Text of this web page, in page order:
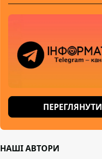
ПЕРЕГЛЯНУТИ
НАШІ АВТОРИ